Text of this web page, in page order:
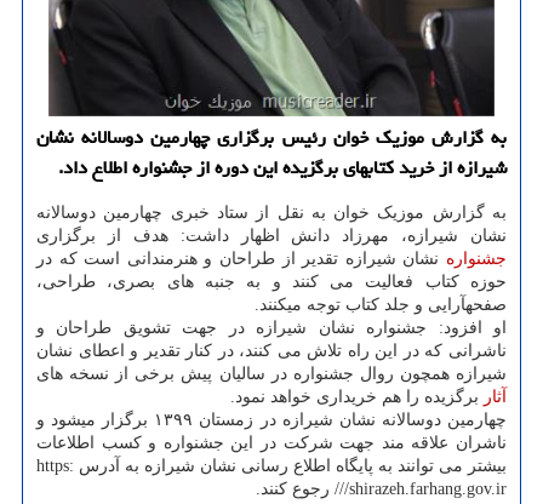
به گزارش موزیک خوان رئیس برگزاری چهارمین دوسالانه نشان
شیرازه از خرید کتاب‎های برگزیده این دوره از جشنواره اطلاع داد.
به گزارش موزیک خوان به نقل از ستاد خبری چهارمین دوسالانه
نشان شیرازه، مهرزاد دانش اظهار داشت: هدف از برگزاری
جشنواره نشان شیرازه تقدیر از طراحان و هنرمندانی است که در
حوزه کتاب فعالیت می ‏کنند و به جنبه‏ های بصری، طراحی،
صفحه‎آرایی و جلد کتاب توجه می‎کنند.
او افزود: جشنواره نشان شیرازه در جهت تشویق طراحان و
ناشرانی که در این راه تلاش می‏ کنند، در کنار تقدیر و اعطای نشان
شیرازه همچون روال جشنواره در سالیان پیش برخی از نسخه های
آثار برگزیده را هم خریداری خواهد نمود.
چهارمین دوسالانه نشان شیرازه در زمستان ۱۳۹۹ برگزار می‎شود و
ناشران علاقه‏ مند جهت شرکت در این جشنواره و کسب اطلاعات
بیشتر می توانند به پایگاه اطلاع رسانی نشان شیرازه به آدرس https:
//shirazeh.farhang.gov.ir/ رجوع کنند.